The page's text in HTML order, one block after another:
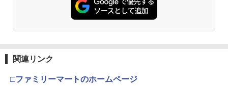
関連リンク
□ファミリーマートのホームページ